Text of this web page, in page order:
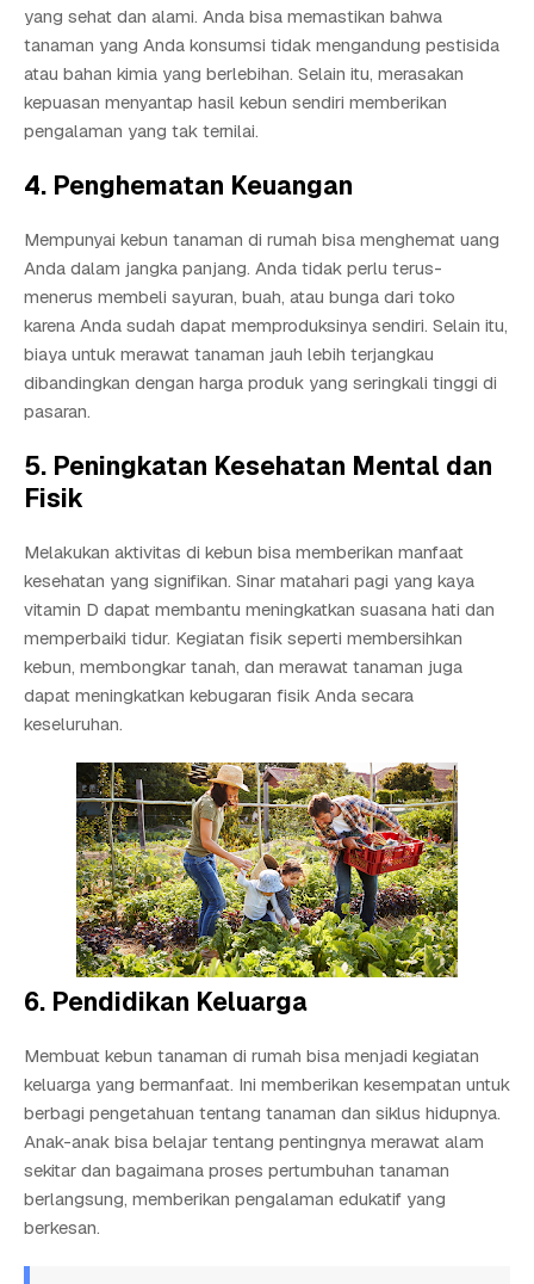
yang sehat dan alami. Anda bisa memastikan bahwa
tanaman yang Anda konsumsi tidak mengandung pestisida
atau bahan kimia yang berlebihan. Selain itu, merasakan
kepuasan menyantap hasil kebun sendiri memberikan
pengalaman yang tak ternilai.
4. Penghematan Keuangan
Mempunyai kebun tanaman di rumah bisa menghemat uang
Anda dalam jangka panjang. Anda tidak perlu terus-
menerus membeli sayuran, buah, atau bunga dari toko
karena Anda sudah dapat memproduksinya sendiri. Selain itu,
biaya untuk merawat tanaman jauh lebih terjangkau
dibandingkan dengan harga produk yang seringkali tinggi di
pasaran.
5. Peningkatan Kesehatan Mental dan
Fisik
Melakukan aktivitas di kebun bisa memberikan manfaat
kesehatan yang signifikan. Sinar matahari pagi yang kaya
vitamin D dapat membantu meningkatkan suasana hati dan
memperbaiki tidur. Kegiatan fisik seperti membersihkan
kebun, membongkar tanah, dan merawat tanaman juga
dapat meningkatkan kebugaran fisik Anda secara
keseluruhan.
6. Pendidikan Keluarga
Membuat kebun tanaman di rumah bisa menjadi kegiatan
keluarga yang bermanfaat. Ini memberikan kesempatan untuk
berbagi pengetahuan tentang tanaman dan siklus hidupnya.
Anak-anak bisa belajar tentang pentingnya merawat alam
sekitar dan bagaimana proses pertumbuhan tanaman
berlangsung, memberikan pengalaman edukatif yang
berkesan.